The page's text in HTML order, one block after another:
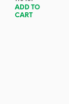
ADD TO
CART